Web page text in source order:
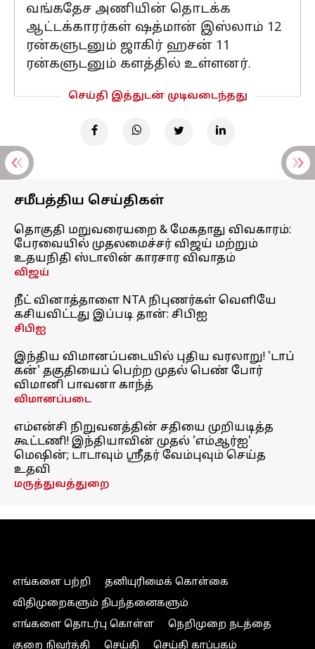
வங்கதேச அணியின் தொடக்க
ஆட்டக்காரர்கள் ஷத்மான் இஸ்லாம் 12
ரன்களுடனும் ஜாகிர் ஹசன் 11
ரன்களுடனும் களத்தில் உள்ளனர்.
செய்தி இத்துடன் முடிவடைந்தது
சமீபத்திய செய்திகள்
தொகுதி மறுவரையறை & மேகதாது விவகாரம்:
பேரவையில் முதலமைச்சர் விஜய் மற்றும்
உதயநிதி ஸ்டாலின் காரசார விவாதம்
விஜய்
நீட் வினாத்தாளை NTA நிபுணர்கள் வெளியே
கசியவிட்டது இப்படி தான்: சிபிஐ
சிபிஐ
இந்திய விமானப்படையில் புதிய வரலாறு! 'டாப்
கன்' தகுதியைப் பெற்ற முதல் பெண் போர்
விமானி பாவனா காந்த்
விமானப்படை
எம்என்சி நிறுவனத்தின் சதியை முறியடித்த
கூட்டணி! இந்தியாவின் முதல் 'எம்ஆர்ஐ'
மெஷின்; டாடாவும் ஸ்ரீதர் வேம்புவும் செய்த
உதவி
மருத்துவத்துறை
எங்களை பற்றி
தனியுரிமைக் கொள்கை
விதிமுறைகளும் நிபந்தனைகளும்
எங்களை தொடர்பு கொள்ள
நெறிமுறை நடத்தை
குறை நிவர்த்தி
செய்தி செய்தி காப்பகம்